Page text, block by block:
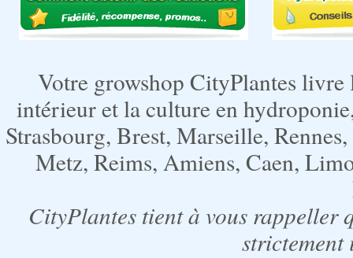
Votre growshop CityPlantes
intérieur et la culture en
Strasbourg, Brest, Marseille,
Metz, Reims, Amiens, Caen,
CityPlantes tient à vous rappeller
strictement